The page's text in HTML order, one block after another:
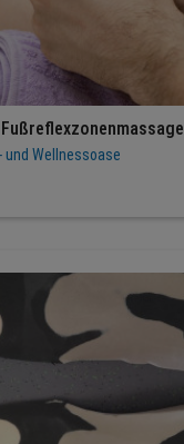
und Wellnessoase